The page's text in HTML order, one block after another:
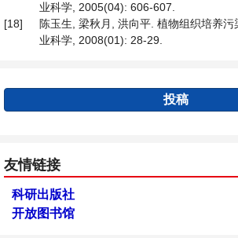
业科学, 2005(04): 606-607.
[18]
陈玉生, 梁秋月, 洪向平. 植物组织培养
业科学, 2008(01): 28-29.
投稿
友情链接
科研出版社
开放图书馆